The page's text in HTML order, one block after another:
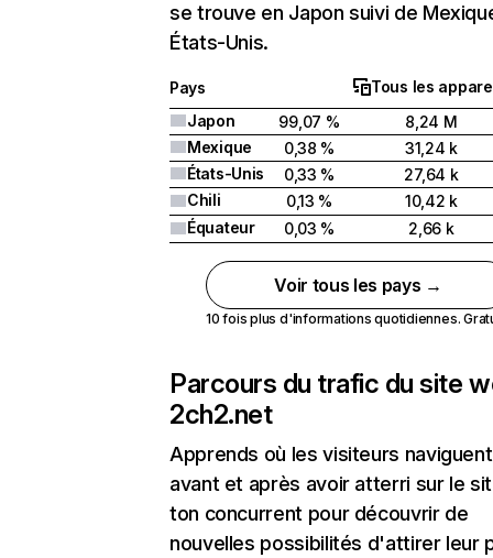
se trouve en Japon suivi de
États-Unis.
Pays
Tous les
Japon
99,07 %
8,24 M
Mexique
0,38 %
31,24 k
États-Unis
0,33 %
27,64 k
Chili
0,13 %
10,42 k
Équateur
0,03 % 2,66 k
Voir tous les pays →
10 fois plus d'informations quotidiennes.
Parcours du trafic du site
2ch2.net
Apprends où les visiteurs naviguent
avant et après avoir atterri sur le
ton concurrent pour découvrir de
nouvelles possibilités d'attirer leur